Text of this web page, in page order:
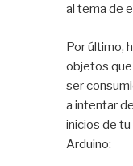
al tema de
Por último,
objetos que
ser
a intentar
inicios de
Arduino: